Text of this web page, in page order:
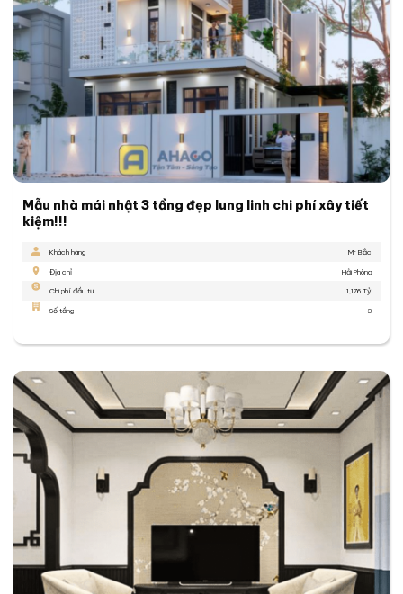
Mẫu nhà mái nhật 3 tầng đẹp lung linh chi phí xây tiết
kiệm!!!
Khách hàng Mr Bắc
Địa chỉ Hải Phòng
Chi phí đầu tư 1,176 Tỷ
Số tầng 3